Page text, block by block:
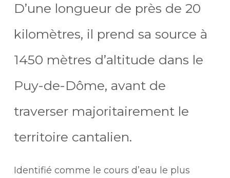
D’une longueur de près de 20
kilomètres, il prend sa source à
1450 mètres d’altitude dans le
Puy-de-Dôme, avant de
traverser majoritairement le
territoire cantalien.
Identifié comme le cours d’eau le plus